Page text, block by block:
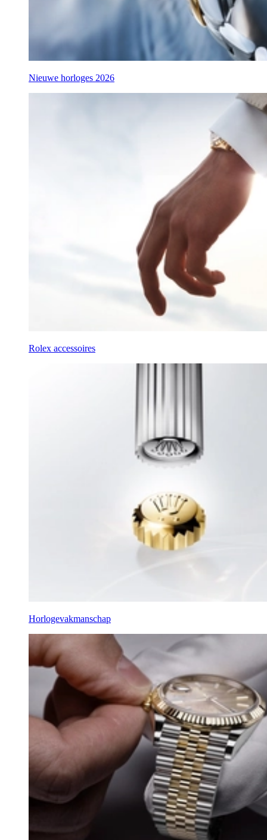
Nieuwe horloges 2026
Rolex accessoires
Horlogevakmanschap